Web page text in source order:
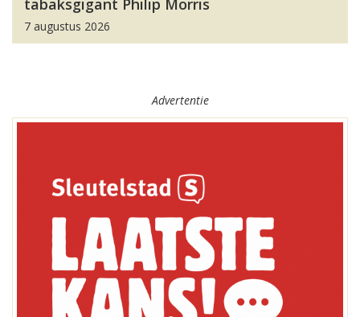
tabaksgigant Philip Morris
7 augustus 2026
Advertentie